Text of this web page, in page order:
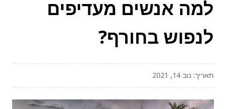
למה אנשים מעדיפים
לנפוש בחורף?
תאריך: נוב 14, 2021